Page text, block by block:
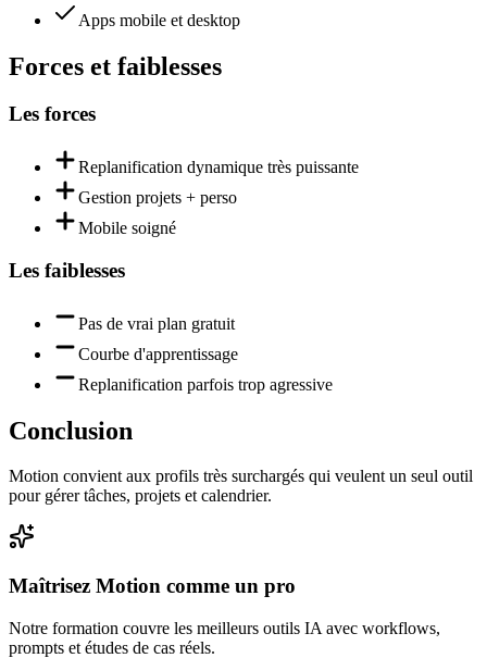
Apps mobile et desktop
Forces et faiblesses
Les forces
Replanification dynamique très puissante
Gestion projets + perso
Mobile soigné
Les faiblesses
Pas de vrai plan gratuit
Courbe d'apprentissage
Replanification parfois trop agressive
Conclusion
Motion convient aux profils très surchargés qui veulent un seul outil
pour gérer tâches, projets et calendrier.
Maîtrisez Motion comme un pro
Notre formation couvre les meilleurs outils IA avec workflows,
prompts et études de cas réels.